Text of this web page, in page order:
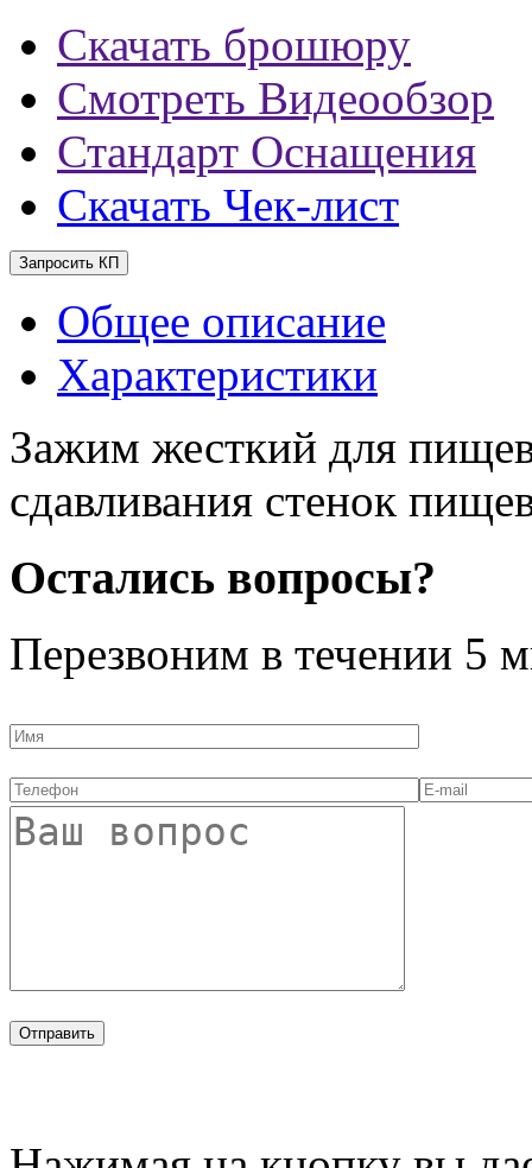
Скачать брошюру
Смотреть Видеообзор
Стандарт Оснащения
Скачать Чек-лист
Запросить КП
Общее описание
Характеристики
Зажим жесткий для
сдавливания стенок
Остались вопросы?
Перезвоним в течении 5